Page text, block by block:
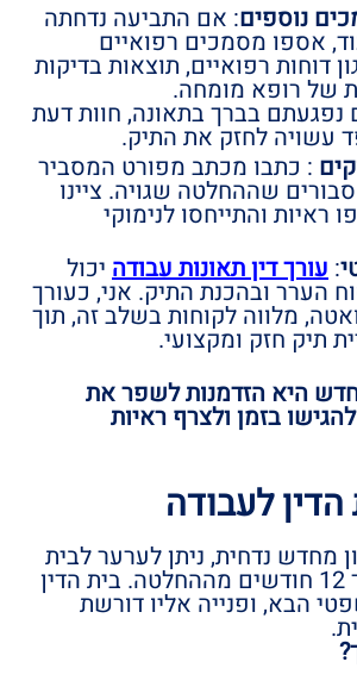
נוספים: אם התביעה נדחתה
אספו מסמכים רפואיים
דוחות רפואיים, תוצאות בדיקות
של רופא מומחה.
נפגעתם בברך בתאונה, חוות דעת
עשויה לחזק את התיק.
: כתבו מכתב מפורט המסביר
שההחלטה שגויה. ציינו
ראיות והתייחסו לנימוקי
: עורך דין תאונות עבודה יכול
הערר ובהכנת התיק. אני, כעורך
מלווה לקוחות בשלב זה, תוך
תיק חזק ומקצועי.
היא הזדמנות לשפר את
בזמן ולצרף ראיות
הדין לעבודה
מחדש נדחית, ניתן לערער לבית
12 חודשים מההחלטה . בית הדין
הבא, ופנייה אליו דורשת